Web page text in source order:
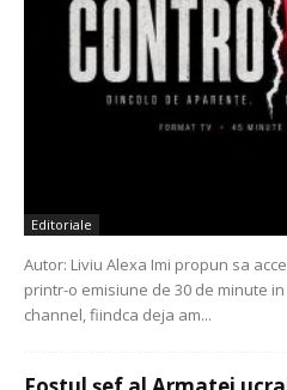
Editoriale
Autor: Liviu Alexa Imi propun sa
printr-o emisiune de 30 de minute
channel, fiindca deja am...